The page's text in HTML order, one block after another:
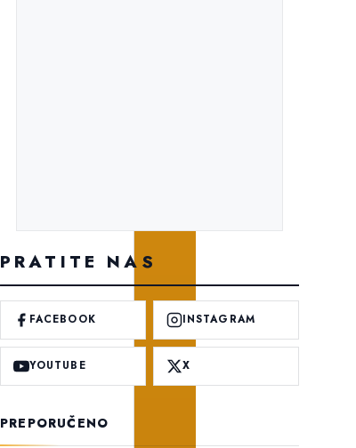
PRATITE NAS
FACEBOOK INSTAGRAM
YOUTUBE X
PREPORUČENO